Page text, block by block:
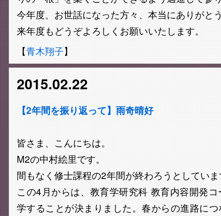
今年度、お世話になった方々、本当にありがと
来年度もどうぞよろしくお願いいたします。
【青木翔子】
2015.02.22
【2年間を振り返って】雨奇晴好
皆さま、こんにちは。
M2の中村絵里です。
間もなく修士課程の2年間が終わろうとしてい
この4月からは、教育学研究科 教育内容開発
学することが決まりました。春からの進路に